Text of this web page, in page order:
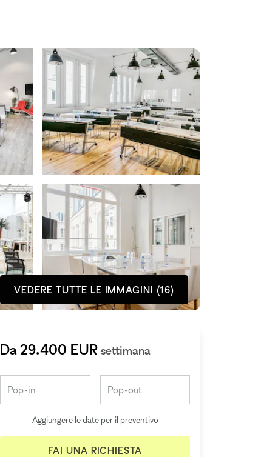
VEDERE TUTTE LE IMMAGINI (16)
Da 29.400 EURsettimana
Aggiungere le date per il preventivo
FAI UNA RICHIESTA